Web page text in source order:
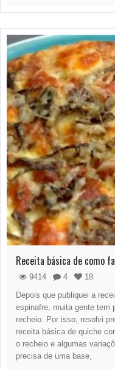
Receita básica de como
9414 4
18
Depois que publiquei a
espinafre, muita gente tem
recheio. Por isso, resolvi
receita básica de quiche
o recheio e algumas
precisa de uma base,